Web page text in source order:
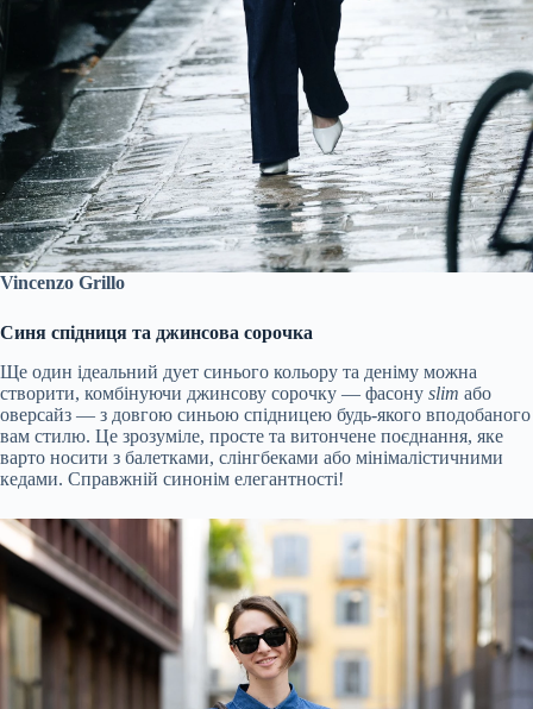
Vincenzo Grillo
Синя спідниця та джинсова сорочка
Ще один ідеальний дует синього кольору та деніму можна
створити, комбінуючи джинсову сорочку — фасону slim або
оверсайз — з довгою синьою спідницею будь-якого вподобаного
вам стилю. Це зрозуміле, просте та витончене поєднання, яке
варто носити з балетками, слінгбеками або мінімалістичними
кедами. Справжній синонім елегантності!